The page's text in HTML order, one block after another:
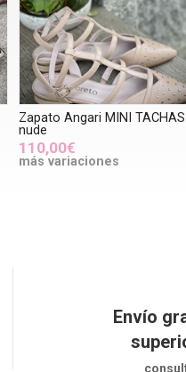
Zapato Angari MINI TACHAS
nude
110,00€
más variaciones
Envío